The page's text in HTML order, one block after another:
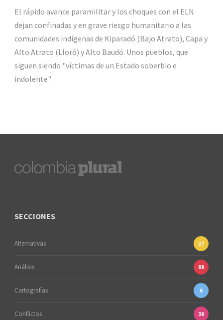
El rápido avance paramilitar y los choques con el ELN
dejan confinadas y en grave riesgo humanitario a las
comunidades indígenas de Kiparadó (Bajo Atrato), Capa y
Alto Atrato (Lloró) y Alto Baudó. Unos pueblos, que
siguen siendo "víctimas de un Estado soberbio e
indolente".
SECCIONES
Alternativas 27
Análisis 88
Cartografías 6
Conflictos 36